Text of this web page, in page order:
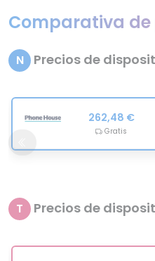
Comparativa de
N Precios de
262,48 €
Gratis
T Precios de